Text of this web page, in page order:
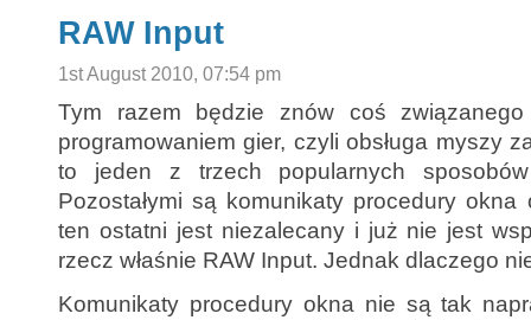
RAW Input
1st August 2010, 07:54 pm
Tym razem będzie znów coś
programowaniem gier, czyli obsługa myszy
to jeden z trzech popularnych
Pozostałymi są komunikaty procedury
ten ostatni jest niezalecany i już nie jest
rzecz właśnie RAW Input. Jednak dlaczego
Komunikaty procedury okna nie są tak